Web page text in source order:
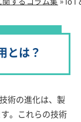
とは？
術の進化は、製
。これらの技術